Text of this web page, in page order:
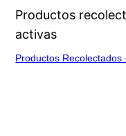
Productos
activas
Productos Recolectados